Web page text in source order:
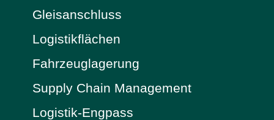
Gleisanschluss
Logistikflächen
Fahrzeuglagerung
Supply Chain Management
Logistik-Engpass